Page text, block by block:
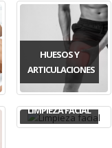
HUESOS Y
ARTICULACIONES
LIMPIEZA FACIAL